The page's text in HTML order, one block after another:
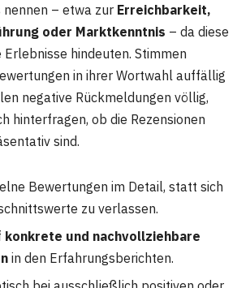
– etwa zur Erreichbarkeit,
oder Marktkenntnis – da diese
hindeuten. Stimmen
in ihrer Wortwahl auffällig
negative Rückmeldungen völlig,
hinterfragen, ob die Rezensionen
sind.
Bewertungen im Detail, statt sich
zu verlassen.
konkrete und nachvollziehbare
in den Erfahrungsberichten.